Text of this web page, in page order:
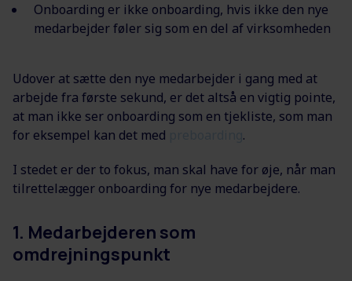
Onboarding er ikke onboarding, hvis ikke den nye
medarbejder føler sig som en del af virksomheden
Udover at sætte den nye medarbejder i gang med at
arbejde fra første sekund, er det altså en vigtig pointe,
at man ikke ser onboarding som en tjekliste, som man
for eksempel kan det med
.
I stedet er der to fokus, man skal have for øje, når man
tilrettelægger onboarding for nye medarbejdere.
1. Medarbejderen som
omdrejningspunkt